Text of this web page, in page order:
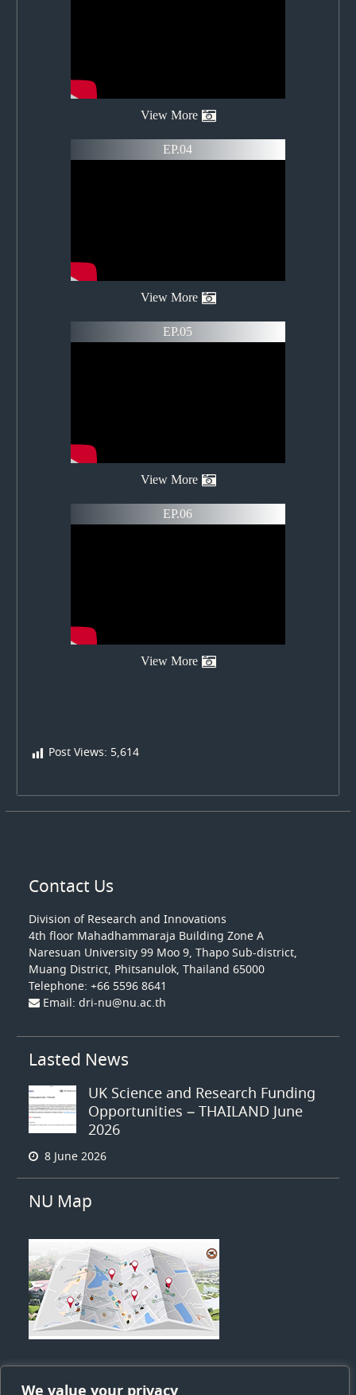
View More
EP.04
View More
EP.05
View More
EP.06
View More
Post Views: 5,614
Contact Us
Division of Research and Innovations
4th floor Mahadhammaraja Building Zone A
Naresuan University 99 Moo 9, Thapo Sub-district,
Muang District, Phitsanulok, Thailand 65000
Telephone: +66 5596 8641
Email: dri-nu@nu.ac.th
Lasted News
UK Science and Research Funding
Opportunities – THAILAND June
2026
8 June 2026
NU Map